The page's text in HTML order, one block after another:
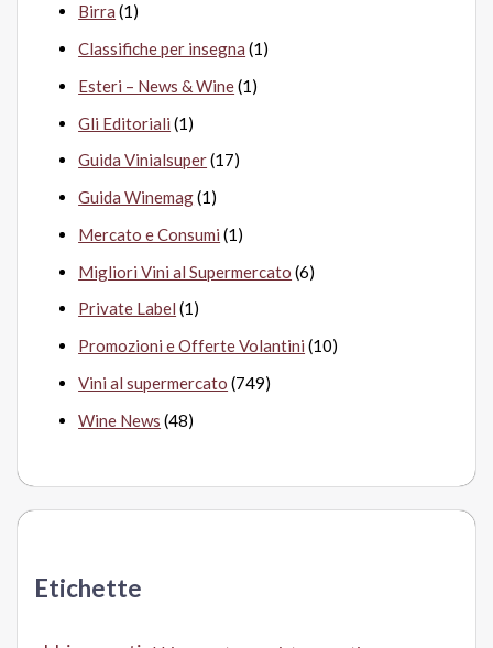
Birra (1)
Classifiche per insegna (1)
Esteri – News & Wine(1)
Gli Editoriali (1)
Guida Vinialsuper(17)
Guida Winemag(1)
Mercato e Consumi (1)
Migliori Vini al Supermercato (6)
Private Label (1)
Promozioni e Offerte Volantini (10)
Vini al supermercato (749)
Wine News (48)
Etichette